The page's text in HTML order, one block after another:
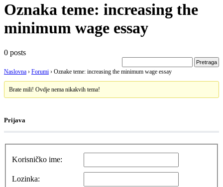
Oznaka teme: increasing the
minimum wage essay
0 posts
Naslovna › Forumi › Oznake teme: increasing the minimum wage essay
Brate mili! Ovdje nema nikakvih tema!
Prijava
Korisničko ime:
Lozinka: